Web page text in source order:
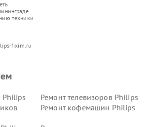
техники
fixim.ru
Philips
Ремонт телевизоров Philips
Ремонт кофемашин Philips